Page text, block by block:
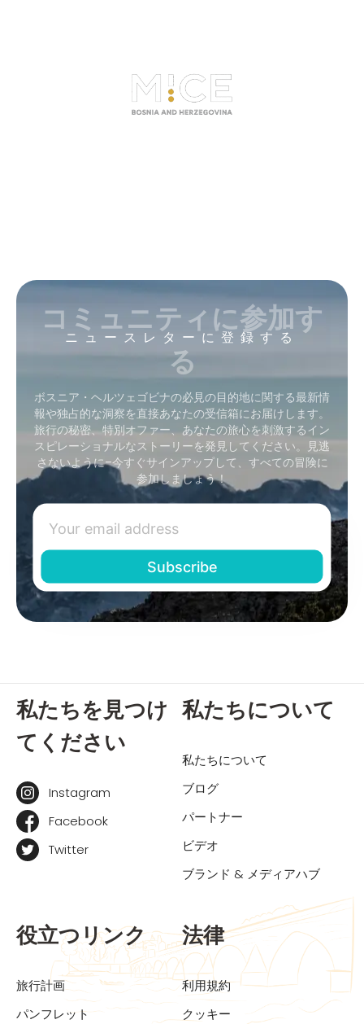
ニュースレターに登録する
コミュニティに参加す
る
ボスニア・ヘルツェゴビナの必見の目的地に関する最新情
報や独占的な洞察を直接あなたの受信箱にお届けします。
旅行の秘密、特別オファー、あなたの旅心を刺激するイン
スピレーショナルなストーリーを発見してください。見逃
さないように–今すぐサインアップして、すべての冒険に
参加しましょう！
私たちを見つけ
てください
Instagram
Facebook
Twitter
私たちについて
私たちについて
ブログ
パートナー
ビデオ
ブランド & メディアハブ
役立つリンク
旅行計画
パンフレット
法律
利用規約
クッキー